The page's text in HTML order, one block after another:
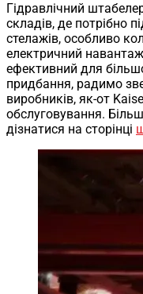
Гідравлічний
складів, де потрібно
стелажів, особливо
електричний
ефективний для
придбання, радимо
виробників, як-от
обслуговування.
дізнатися на сторінці